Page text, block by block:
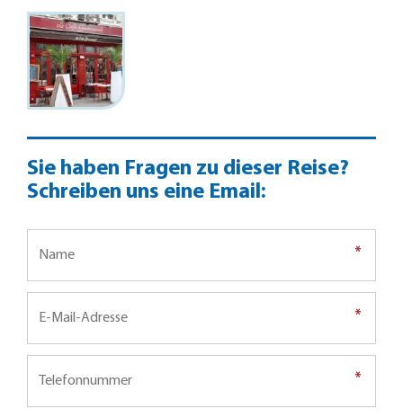
Sie haben Fragen zu dieser Reise?
Schreiben uns eine Email:
*
*
*
*
*
*